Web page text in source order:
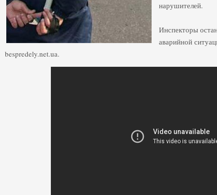
нарушителей.
Инспекторы
аварийной
bespredely.net.ua.